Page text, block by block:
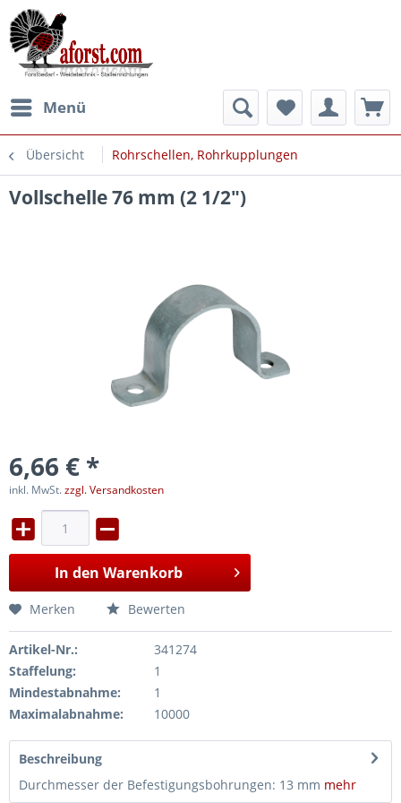
Menü
Übersicht Rohrschellen, Rohrkupplungen
Vollschelle 76 mm (2 1/2")
6,66 € *
inkl. MwSt.zzgl. Versandkosten
In den Warenkorb
Merken Bewerten
Artikel-Nr.:
341274
Staffelung:
1
Mindestabnahme:
1
Maximalabnahme:
10000
Beschreibung
Durchmesser der Befestigungsbohrungen: 13 mm mehr